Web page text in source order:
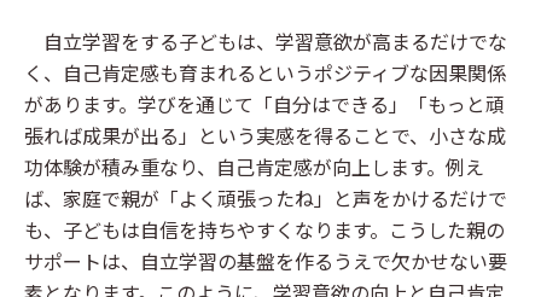
自立学習をする子どもは、学習意欲が高まるだけでな
く、自己肯定感も育まれるというポジティブな因果関係
があります。学びを通じて「自分はできる」「もっと頑
張れば成果が出る」という実感を得ることで、小さな成
功体験が積み重なり、自己肯定感が向上します。例え
ば、家庭で親が「よく頑張ったね」と声をかけるだけで
も、子どもは自信を持ちやすくなります。こうした親の
サポートは、自立学習の基盤を作るうえで欠かせない要